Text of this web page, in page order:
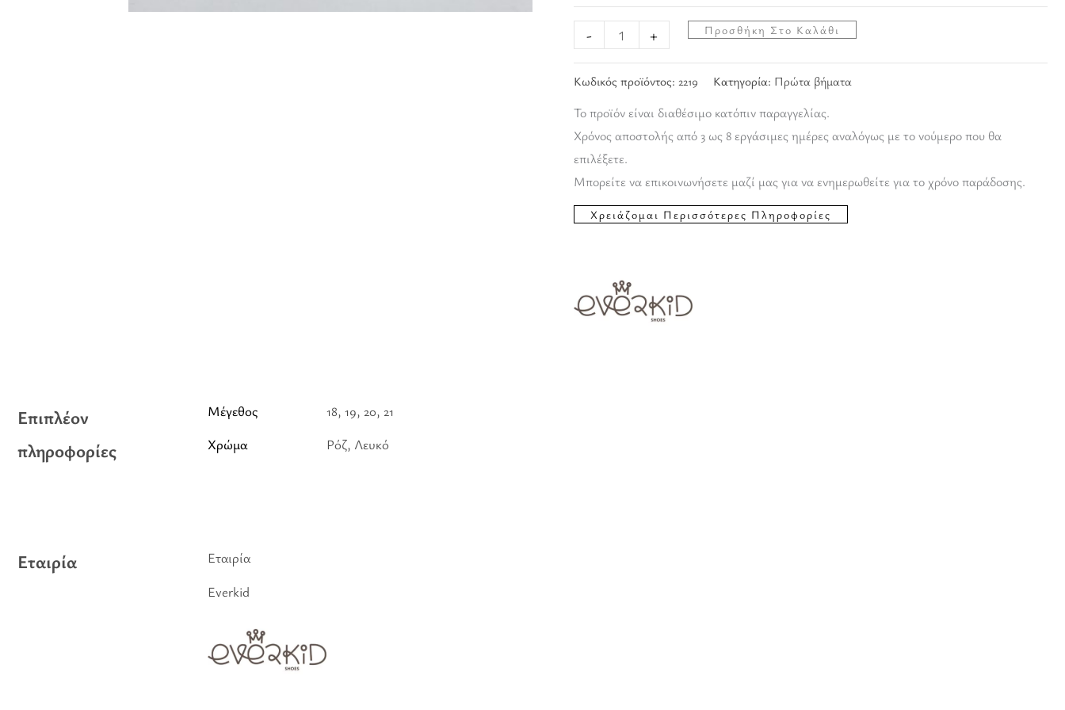
- + Προσθήκη Στο Καλάθι
Κωδικός προϊόντος: 2219 Κατηγορία: Πρώτα βήματα
Το προϊόν είναι διαθέσιμο κατόπιν παραγγελίας.
Χρόνος αποστολής από 3 ως 8 εργάσιμες ημέρες αναλόγως με το νούμερο που θα
επιλέξετε.
Μπορείτε να επικοινωνήσετε μαζί μας για να ενημερωθείτε για το χρόνο παράδοσης.
Επιπλέον
πληροφορίες
Μέγεθος
18, 19, 20, 21
Χρώμα
Ρόζ, Λευκό
Εταιρία
Εταιρία
Everkid